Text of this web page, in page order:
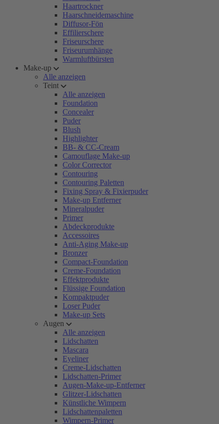
Haartrockner
Haarschneidemaschine
Diffusor-Fön
Effilierschere
Friseurschere
Friseurumhänge
Warmluftbürsten
Make-up
Alle anzeigen
Teint
Alle anzeigen
Foundation
Concealer
Puder
Blush
Highlighter
BB- & CC-Cream
Camouflage Make-up
Color Corrector
Contouring
Contouring Paletten
Fixing Spray & Fixierpuder
Make-up Entferner
Mineralpuder
Primer
Abdeckprodukte
Accessoires
Anti-Aging Make-up
Bronzer
Compact-Foundation
Creme-Foundation
Effektprodukte
Flüssige Foundation
Kompaktpuder
Loser Puder
Make-up Sets
Augen
Alle anzeigen
Lidschatten
Mascara
Eyeliner
Creme-Lidschatten
Lidschatten-Primer
Augen-Make-up-Entferner
Glitzer-Lidschatten
Künstliche Wimpern
Lidschattenpaletten
Wimpern-Primer